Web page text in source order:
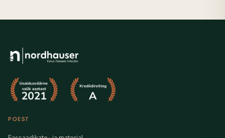
POEST